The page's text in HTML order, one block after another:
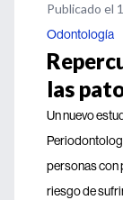
Publicado el
Odontología
las
Un nuevo
personas con
riesgo de